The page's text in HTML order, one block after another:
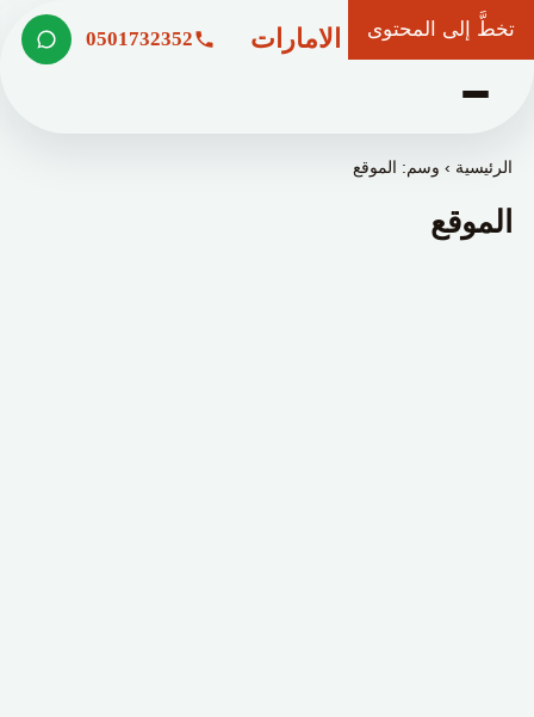
تخطَّ إلى المحتوى
شركة وعد الامارات 0501732352
الرئيسية ›وسم: الموقع
الموقع